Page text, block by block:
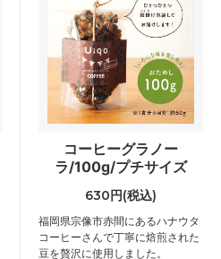
コーヒーグラノー
ラ/100g/プチサイズ
630円(税込)
福岡県宗像市赤間にあるハナウタ
コーヒーさんで丁寧に焙煎された
豆を贅沢に使用しました。